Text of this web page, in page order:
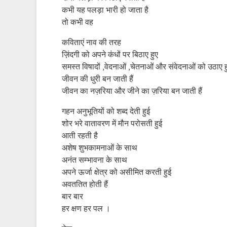
कभी यह पलड़ा भारी हो जाता है
तो कभी वह
कविताएं नाव की तरह
ज़िंदगी को अपने कंधों पर बिठाए हुए
समस्त विषादों ,वेदनाओं ,चेतनाओं और संवेदनाओं को उठाए
जीवन की धुरी बन जाती हैं
जीवन का नज़रिया और जीने का ज़रिया बन जाती हैं
गहन अनुभूतियों को शब्द देती हुई
शोर भरे वातावरण में मौन परोसती हुई
आती रहती है
अशेष शुभकामनाओं के साथ
अनंत सम्भावना के साथ
अपने ऊर्जा क्षेत्र को असीमित करती हुई
अवततित होती हैं
बार बार
हर क्षण हर पल ।